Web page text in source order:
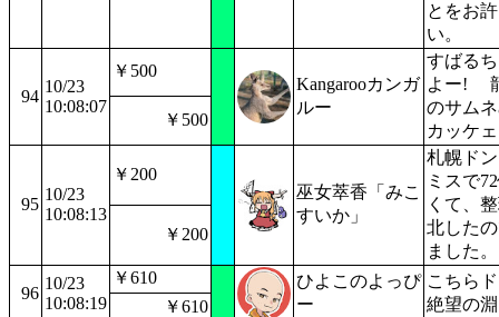
とをお
い。
94
10/23
10:08:07
￥500
Kangarooカンガ
ルー
すばる
よー!
のサム
カッケ
￥500
95
10/23
10:08:13
￥200
巫女萃香「みこ
すいか」
札幌ド
ミスで
くて、
北した
ました。
￥200
96
10/23
10:08:19
￥610
ひよこのよっぴ
ー
こちら
絶望の
￥610